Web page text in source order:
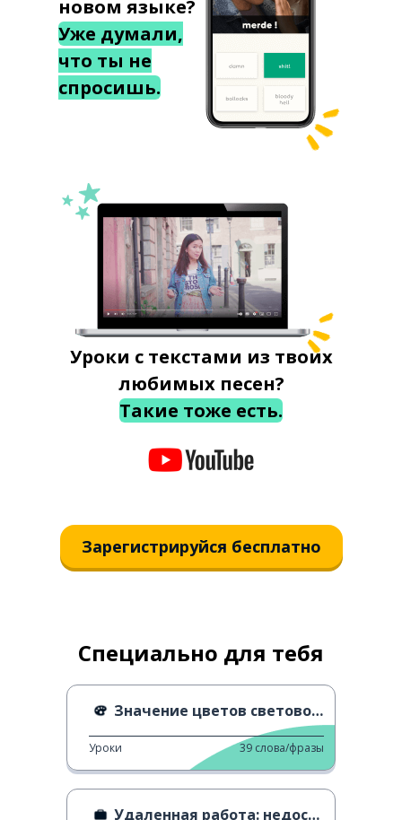
новом языке?
Уже думали,
что ты не
спросишь.
Уроки с текстами из твоих
любимых песен?
Такие тоже есть.
Зарегистрируйся бесплатно
Специально для тебя
Значение цветов светового меча
Уроки 39 слова/фразы
Удаленная работа: недостатки